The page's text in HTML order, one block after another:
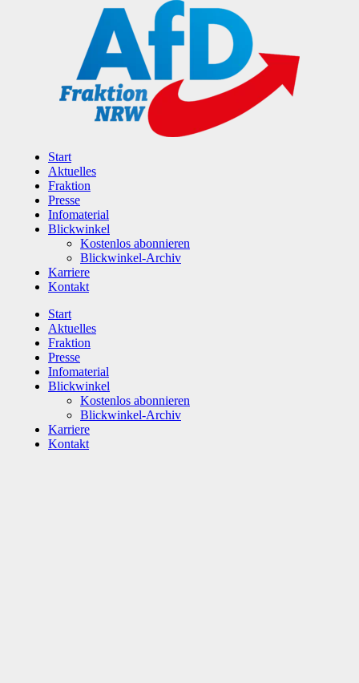
Start
Aktuelles
Fraktion
Presse
Infomaterial
Blickwinkel
Kostenlos abonnieren
Blickwinkel-Archiv
Karriere
Kontakt
Start
Aktuelles
Fraktion
Presse
Infomaterial
Blickwinkel
Kostenlos abonnieren
Blickwinkel-Archiv
Karriere
Kontakt